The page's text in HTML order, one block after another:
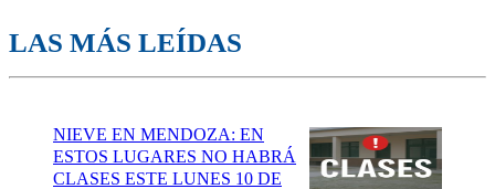
LAS MÁS LEÍDAS
NIEVE EN MENDOZA: EN
ESTOS LUGARES NO HABRÁ
CLASES ESTE LUNES 10 DE